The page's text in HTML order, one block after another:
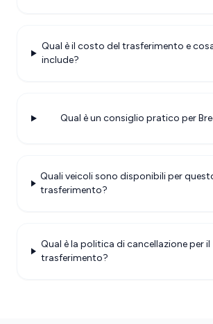
Qual è il costo del trasferimento e
include?
Qual è un consiglio pratico per
Quali veicoli sono disponibili per
trasferimento?
Qual è la politica di cancellazione per il
trasferimento?